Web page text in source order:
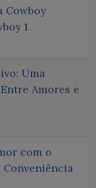
Cowboy
1
Uma
Amores e
com o
Conveniência